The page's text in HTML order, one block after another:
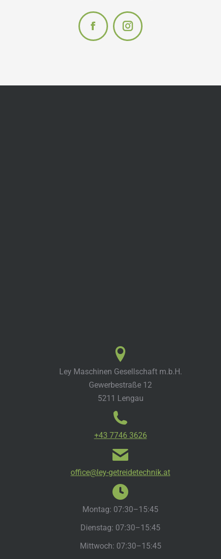
FacebookInstagram
Ley Maschinen Gesellschaft m.b.H.
Gewerbestraße 12
5211 Lengau
+43 7746 3626
office@ley-getreidetechnik.at
Montag: 07:30–15:45
Dienstag: 07:30–15:45
Mittwoch: 07:30–15:45